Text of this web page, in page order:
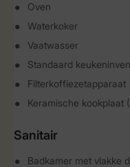
Oven
Waterkoker
Vaatwasser
Standaard
Filterkoffiezetapparaat
Keramische kookplaat
Sanitair
Badkamer met vlakke